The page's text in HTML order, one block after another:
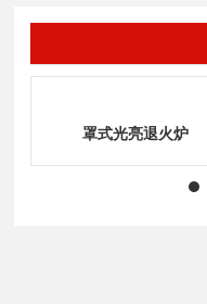
罩式光亮退火炉